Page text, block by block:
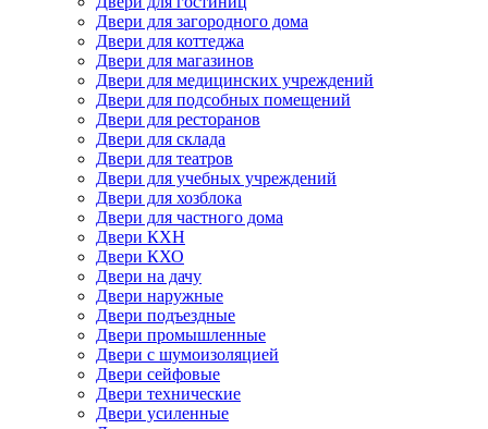
Двери для загородного дома
Двери для коттеджа
Двери для магазинов
Двери для медицинских учреждений
Двери для подсобных помещений
Двери для ресторанов
Двери для склада
Двери для театров
Двери для учебных учреждений
Двери для хозблока
Двери для частного дома
Двери КХН
Двери КХО
Двери на дачу
Двери наружные
Двери подъездные
Двери промышленные
Двери с шумоизоляцией
Двери сейфовые
Двери технические
Двери усиленные